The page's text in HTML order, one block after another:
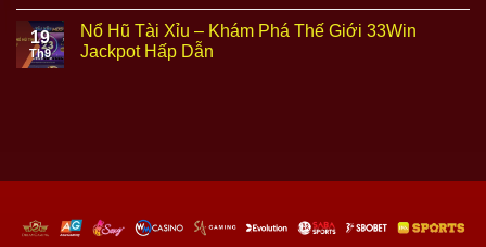
xác
và
góc
U23
Nhật
33win
19
Th9
Nổ Hũ Tài Xỉu – Khám Phá Thế Giới 33Win
Jackpot Hấp Dẫn